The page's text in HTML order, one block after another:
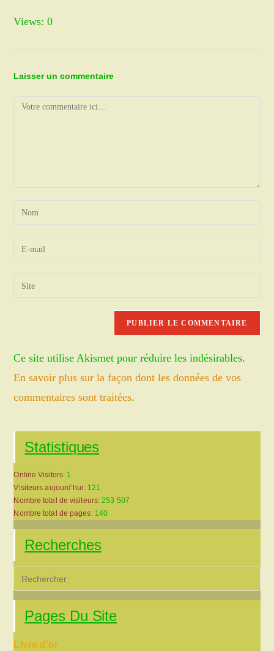
Views: 0
Laisser un commentaire
Comment
Enter
Enter
address
Saisir
(facultatif)
Ce site utilise Akismet pour réduire les indésirables.
En savoir plus sur la façon dont les données de vos
commentaires sont traitées.
Statistiques
Online Visitors: 1
Visiteurs aujourd’hui: 121
Nombre total de visiteurs:253 507
Nombre total de pages: 140
Recherches
Pages Du Site
Livre d’or